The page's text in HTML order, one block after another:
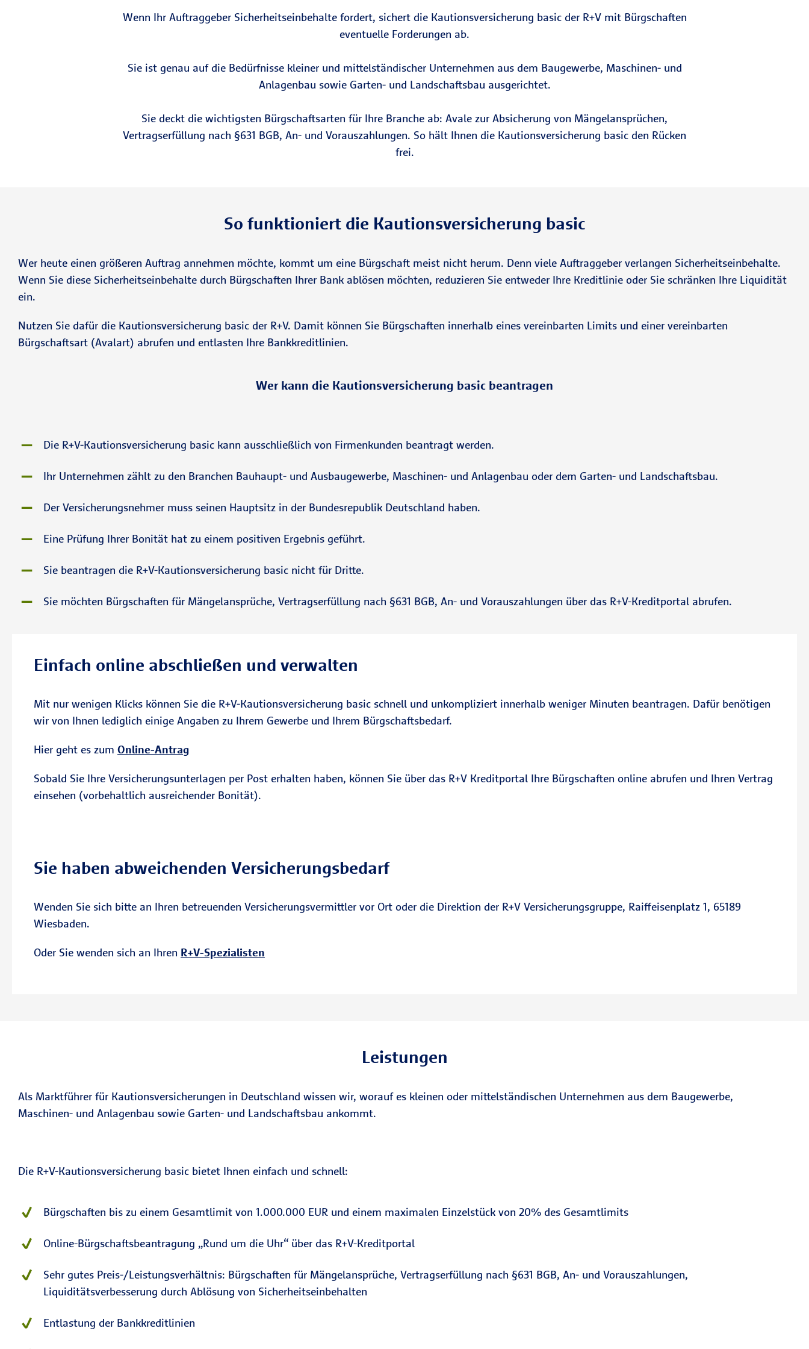
Wenn Ihr Auftraggeber Sicherheitseinbehalte fordert, sichert die Kautionsversicherung basic der R+V mit Bürgschaften
eventuelle Forderungen ab.
Sie ist genau auf die Bedürfnisse kleiner und mittelständischer Unternehmen aus dem Baugewerbe, Maschinen- und
Anlagenbau sowie Garten- und Landschaftsbau ausgerichtet.
Sie deckt die wichtigsten Bürgschaftsarten für Ihre Branche ab: Avale zur Absicherung von Mängelansprüchen,
Vertragserfüllung nach §631 BGB, An- und Vorauszahlungen. So hält Ihnen die Kautionsversicherung basic den Rücken
frei.
So funktioniert die Kautionsversicherung basic
Wer heute einen größeren Auftrag annehmen möchte, kommt um eine Bürgschaft meist nicht herum. Denn viele Auftraggeber verlangen Sicherheitseinbehalte.
Wenn Sie diese Sicherheitseinbehalte durch Bürgschaften Ihrer Bank ablösen möchten, reduzieren Sie entweder Ihre Kreditlinie oder Sie schränken Ihre Liquidität
ein.
Nutzen Sie dafür die Kautionsversicherung basic der R+V. Damit können Sie Bürgschaften innerhalb eines vereinbarten Limits und einer vereinbarten
Bürgschaftsart (Avalart) abrufen und entlasten Ihre Bankkreditlinien.
Wer kann die Kautionsversicherung basic beantragen
Die R+V-Kautionsversicherung basic kann ausschließlich von Firmenkunden beantragt werden.
Ihr Unternehmen zählt zu den Branchen Bauhaupt- und Ausbaugewerbe, Maschinen- und Anlagenbau oder dem Garten- und Landschaftsbau.
Der Versicherungsnehmer muss seinen Hauptsitz in der Bundesrepublik Deutschland haben.
Eine Prüfung Ihrer Bonität hat zu einem positiven Ergebnis geführt.
Sie beantragen die R+V-Kautionsversicherung basic nicht für Dritte.
Sie möchten Bürgschaften für Mängelansprüche, Vertragserfüllung nach §631 BGB, An- und Vorauszahlungen über das R+V-Kreditportal abrufen.
Einfach online abschließen und verwalten
Mit nur wenigen Klicks können Sie die R+V-Kautionsversicherung basic schnell und unkompliziert innerhalb weniger Minuten beantragen. Dafür benötigen
wir von Ihnen lediglich einige Angaben zu Ihrem Gewerbe und Ihrem Bürgschaftsbedarf.
Hier geht es zum Online-Antrag
Sobald Sie Ihre Versicherungsunterlagen per Post erhalten haben, können Sie über das R+V Kreditportal Ihre Bürgschaften online abrufen und Ihren Vertrag
einsehen (vorbehaltlich ausreichender Bonität).
Sie haben abweichenden Versicherungsbedarf
Wenden Sie sich bitte an Ihren betreuenden Versicherungsvermittler vor Ort oder die Direktion der R+V Versicherungsgruppe, Raiffeisenplatz 1, 65189
Wiesbaden.
Oder Sie wenden sich an Ihren R+V-Spezialisten
Leistungen
Als Marktführer für Kautionsversicherungen in Deutschland wissen wir, worauf es kleinen oder mittelständischen Unternehmen aus dem Baugewerbe,
Maschinen- und Anlagenbau sowie Garten- und Landschaftsbau ankommt.
Die R+V-Kautionsversicherung basic bietet Ihnen einfach und schnell:
Bürgschaften bis zu einem Gesamtlimit von 1.000.000 EUR und einem maximalen Einzelstück von 20% des Gesamtlimits
Online-Bürgschaftsbeantragung „Rund um die Uhr“ über das R+V-Kreditportal
Sehr gutes Preis-/Leistungsverhältnis: Bürgschaften für Mängelansprüche, Vertragserfüllung nach §631 BGB, An- und Vorauszahlungen,
Liquiditätsverbesserung durch Ablösung von Sicherheitseinbehalten
Entlastung der Bankkreditlinien